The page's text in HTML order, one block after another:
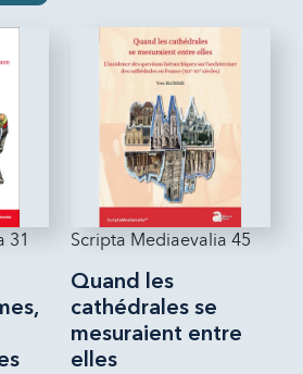
31 Scripta Mediaevalia 45
Quand les
cathédrales se
mesuraient entre
elles